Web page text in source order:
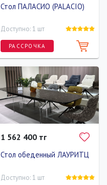
Стол ПАЛАСИО (PALACIO)
Доступно: 1 шт
РАССРОЧКА
Ширина
180 см
Высота
80 см
Глубина
100 см
1 562 400 тг
Стол обеденный ЛАУРИТЦ
Доступно: 1 шт